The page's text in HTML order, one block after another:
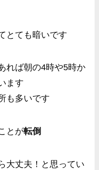
とても暗いです
れば朝の4時や5時か
ます
も多いです
とが転倒
大丈夫！と思ってい